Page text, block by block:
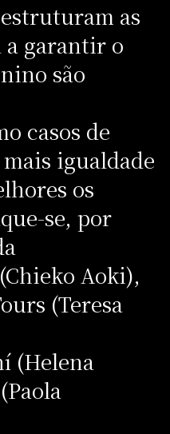
as
a garantir o
são
casos de
igualdade
os
se, por
Aoki),
(Teresa
(Helena